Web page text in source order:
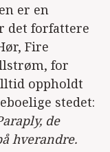
er en
det forfattere
Fire
for
oppholdt
stedet:
de
hverandre.